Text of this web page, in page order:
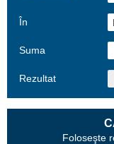
În
Suma
Rezultat
Foloseşte